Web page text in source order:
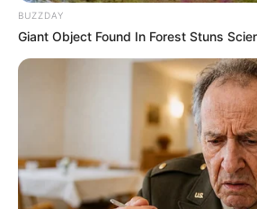
BUZZDAY
Giant Object Found In Forest Stuns